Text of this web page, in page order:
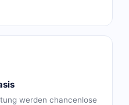
werden chancenlose